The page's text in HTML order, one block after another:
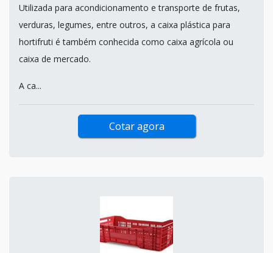
Utilizada para acondicionamento e transporte de frutas,
verduras, legumes, entre outros, a caixa plástica para
hortifruti é também conhecida como caixa agrícola ou
caixa de mercado.
A ca...
Cotar agora